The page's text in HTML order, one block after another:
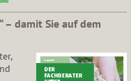
– damit Sie auf dem